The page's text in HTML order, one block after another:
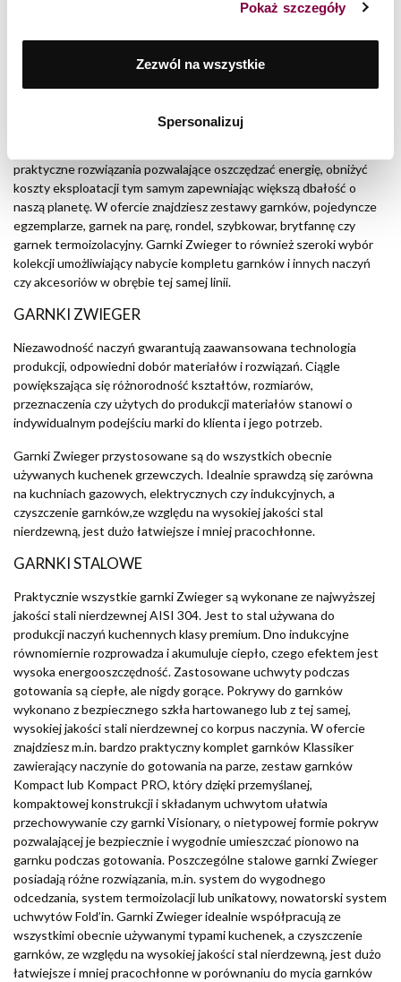
Pokaż szczegóły
Zezwól na wszystkie
Spersonalizuj
Tworząc garnki Zwieger skupiamy się na najdrobniejszym szczególe.
Począwszy od wygodnych i nienagrzewających się uchwytów,
poprzez najwyższej jakości stal nierdzewną AISI 304 i odlewane
aluminium połączone z innowacyjnymi powłokami, kończąc na
ergonomicznych pokrywkach z hartowanego szkła. Garnki Zwieger
najdłużej zachowały swoją funkcjonalność i jednocześnie były
praktyczne rozwiązania pozwalające oszczędzać energię, obniżyć
koszty eksploatacji tym samym zapewniając większą dbałość o
naszą planetę. W ofercie znajdziesz zestawy garnków, pojedyncze
egzemplarze, garnek na parę, rondel, szybkowar, brytfannę czy
garnek termoizolacyjny. Garnki Zwieger to również szeroki wybór
kolekcji umożliwiający nabycie kompletu garnków i innych naczyń
czy akcesoriów w obrębie tej samej linii.
GARNKI ZWIEGER
Niezawodność naczyń gwarantują zaawansowana technologia
produkcji, odpowiedni dobór materiałów i rozwiązań. Ciągle
powiększająca się różnorodność kształtów, rozmiarów,
przeznaczenia czy użytych do produkcji materiałów stanowi o
indywidualnym podejściu marki do klienta i jego potrzeb.
Garnki Zwieger przystosowane są do wszystkich obecnie
używanych kuchenek grzewczych. Idealnie sprawdzą się zarówna
na kuchniach gazowych, elektrycznych czy indukcyjnych, a
czyszczenie garnków,ze względu na wysokiej jakości stal
nierdzewną, jest dużo łatwiejsze i mniej pracochłonne.
GARNKI STALOWE
Praktycznie wszystkie garnki Zwieger są wykonane ze najwyższej
jakości stali nierdzewnej AISI 304. Jest to stal używana do
produkcji naczyń kuchennych klasy premium. Dno indukcyjne
równomiernie rozprowadza i akumuluje ciepło, czego efektem jest
wysoka energooszczędność. Zastosowane uchwyty podczas
gotowania są ciepłe, ale nigdy gorące. Pokrywy do garnków
wykonano z bezpiecznego szkła hartowanego lub z tej samej,
wysokiej jakości stali nierdzewnej co korpus naczynia. W ofercie
znajdziesz m.in. bardzo praktyczny komplet garnków Klassiker
zawierający naczynie do gotowania na parze, zestaw garnków
Kompact lub Kompact PRO, który dzięki przemyślanej,
kompaktowej konstrukcji i składanym uchwytom ułatwia
przechowywanie czy garnki Visionary, o nietypowej formie pokryw
pozwalającej je bezpiecznie i wygodnie umieszczać pionowo na
garnku podczas gotowania. Poszczególne stalowe garnki Zwieger
posiadają różne rozwiązania, m.in. system do wygodnego
odcedzania, system termoizolacji lub unikatowy, nowatorski system
uchwytów Fold’in. Garnki Zwieger idealnie współpracują ze
wszystkimi obecnie używanymi typami kuchenek, a czyszczenie
garnków, ze względu na wysokiej jakości stal nierdzewną, jest dużo
łatwiejsze i mniej pracochłonne w porównaniu do mycia garnków